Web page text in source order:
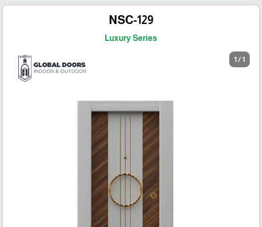
NSC-129
Luxury Series
1 / 1